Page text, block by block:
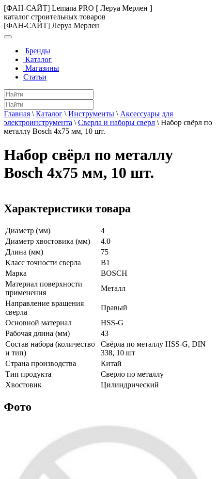
[ФАН-САЙТ] Lemana PRO [ Леруа Мерлен ]
каталог строительных товаров
[ФАН-САЙТ] Леруа Мерлен
Бренды
Каталог
Магазины
Статьи
Главная \ Каталог \ Инструменты \ Аксессуары для
электроинструмента \ Сверла и наборы сверл \ Набор свёрл по
металлу Bosch 4x75 мм, 10 шт.
Набор свёрл по металлу
Bosch 4x75 мм, 10 шт.
Характеристики товара
Диаметр (мм)
4
Диаметр хвостовика (мм)
4.0
Длина (мм)
75
Класс точности сверла
B1
Марка
BOSCH
Материал поверхности
применения
Металл
Направление вращения
сверла
Правый
Основной материал
HSS-G
Рабочая длина (мм)
43
Состав набора (количество
и тип)
Свёрла по металлу HSS-G, DIN
338, 10 шт
Страна производства
Китай
Тип продукта
Сверло по металлу
Хвостовик
Цилиндрический
Фото